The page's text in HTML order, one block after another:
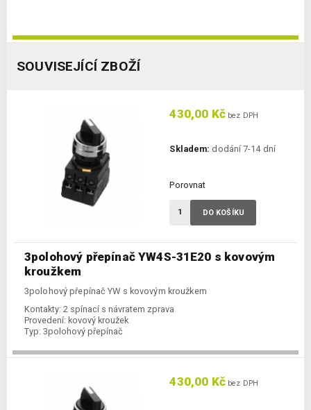
SOUVISEJÍCÍ ZBOŽÍ
3polohový přepínač YW4S-31E20 s kovovým
kroužkem
3polohový přepínač YW s kovovým kroužkem
Kontakty: 2 spínací s návratem zprava
Provedení: kovový kroužek
Typ: 3polohový přepínač
430,00 Kč bez DPH
Skladem: dodání 7-14 dní
Porovnat
DO KOŠÍKU
430,00 Kč bez DPH